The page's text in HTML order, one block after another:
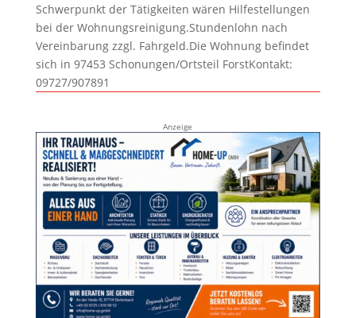
Schwerpunkt der Tätigkeiten wären Hilfestellungen
bei der Wohnungsreinigung.Stundenlohn nach
Vereinbarung zzgl. Fahrgeld.Die Wohnung befindet
sich in 97453 Schonungen/Ortsteil ForstKontakt:
09727/907891
Anzeige